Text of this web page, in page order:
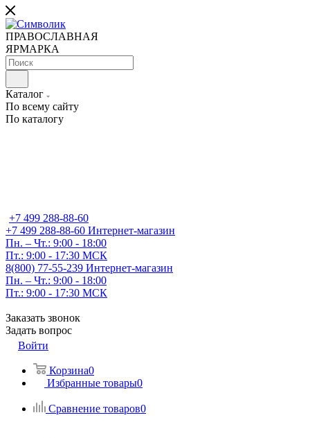
ПРАВОСЛАВНАЯ
ЯРМАРКА
Каталог
По всему сайту
По каталогу
+7 499 288-88-60
+7 499 288-88-60 Интернет-магазин
Пн. – Чт.: 9:00 - 18:00
Пт.: 9:00 - 17:30 МСК
8(800) 77-55-239 Интернет-магазин
Пн. – Чт.: 9:00 - 18:00
Пт.: 9:00 - 17:30 МСК
Заказать звонок
Задать вопрос
Войти
Корзина0
Избранные товары0
Сравнение товаров0